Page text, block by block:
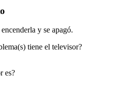
y se apagó.
tiene el televisor?
es?